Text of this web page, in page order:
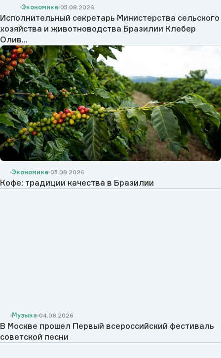
Экономика 05.08.2026
Исполнительный секретарь Министерства сельского
хозяйства и животноводства Бразилии Клебер
Олив...
Экономика 05.08.2026
Кофе: традиции качества в Бразилии
Музыка 04.08.2026
В Москве прошел Первый всероссийский фестиваль
советской песни